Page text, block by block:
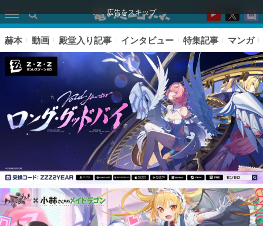
広告をスキップ
ピックアップ
赫本 動画 殿堂入り記事 インタビュー 特集記事 マンガ